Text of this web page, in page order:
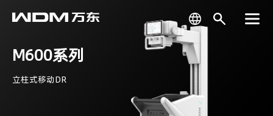
M600系列
立柱式移动DR